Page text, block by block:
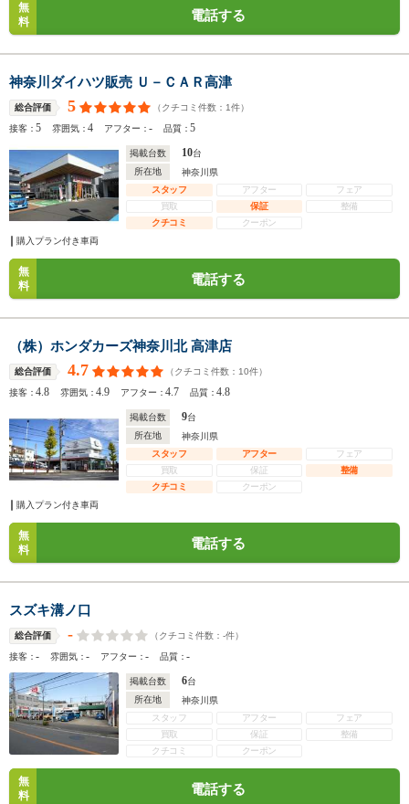
無
料
電話する
神奈川ダイハツ販売 Ｕ－ＣＡＲ高津
総合評価 5 （クチコミ件数： 1件）
接客：5 雰囲気：4 アフター：- 品質：5
掲載台数 10台
所在地
神奈川県
スタッフ
アフター
フェア
買取
保証
整備
クチコミ
クーポン
購入プラン付き車両
無
料
電話する
（株）ホンダカーズ神奈川北 高津店
総合評価 4.7 （クチコミ件数： 10件）
接客：4.8 雰囲気：4.9 アフター：4.7 品質：4.8
掲載台数 9台
所在地
神奈川県
スタッフ
アフター
フェア
買取
保証
整備
クチコミ
クーポン
購入プラン付き車両
無
料
電話する
スズキ溝ノ口
総合評価 - （クチコミ件数： -件）
接客：- 雰囲気：- アフター：- 品質：-
掲載台数 6台
所在地
神奈川県
スタッフ
アフター
フェア
買取
保証
整備
クチコミ
クーポン
無
料
電話する